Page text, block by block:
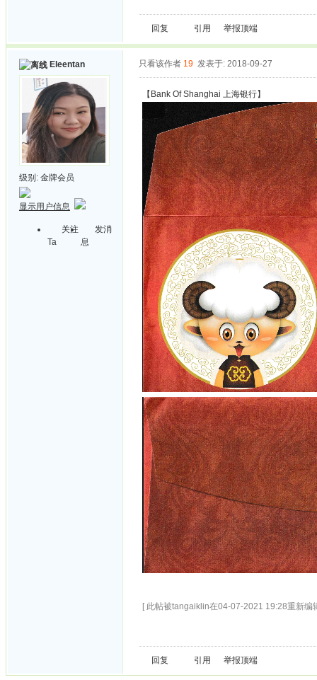
回复 引用 举报顶端
Eleentan
级别: 金牌会员
显示用户信息
关注
Ta
发消
息
只看该作者 19 发表于: 2018-09-27
【Bank Of Shanghai 上海银行】
[ 此帖被tangaiklin在04-07-2021 19:28重新编
回复 引用 举报顶端